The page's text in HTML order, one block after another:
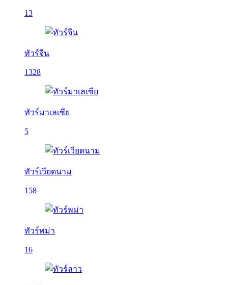
13
ทัวร์จีน
1328
ทัวร์มาเลเซีย
5
ทัวร์เวียดนาม
158
ทัวร์พม่า
16